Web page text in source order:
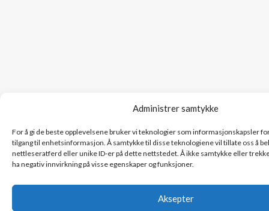
Administrer samtykke
For å gi de beste opplevelsene bruker vi teknologier som informasjonskapsler
tilgang til enhetsinformasjon. Å samtykke til disse teknologiene vil tillate oss å
nettleseratferd eller unike ID-er på dette nettstedet. Å ikke samtykke eller
ha negativ innvirkning på visse egenskaper og funksjoner.
Aksepter